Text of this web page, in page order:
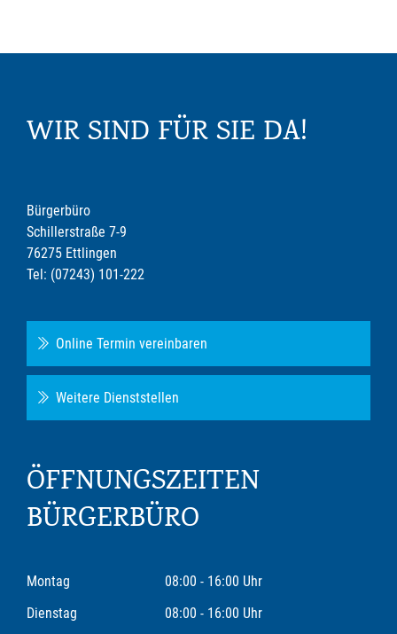
WIR SIND FÜR SIE DA!
Bürgerbüro
Schillerstraße 7-9
76275 Ettlingen
Tel: (07243) 101-222
Online Termin vereinbaren
Weitere Dienststellen
ÖFFNUNGSZEITEN
BÜRGERBÜRO
Montag
08:00 - 16:00 Uhr
Dienstag
08:00 - 16:00 Uhr